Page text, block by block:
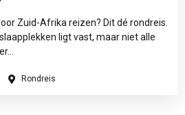
Zuid-Afrika reizen? Dit dé rondreis.
ligt vast, maar niet alle
Rondreis